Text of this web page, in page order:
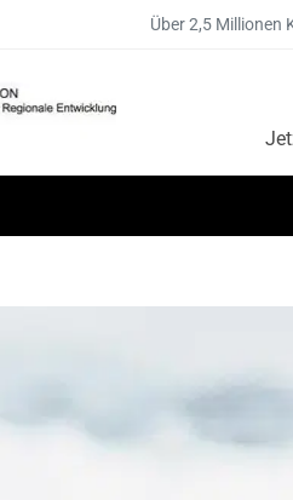
Über 2,5 Millionen